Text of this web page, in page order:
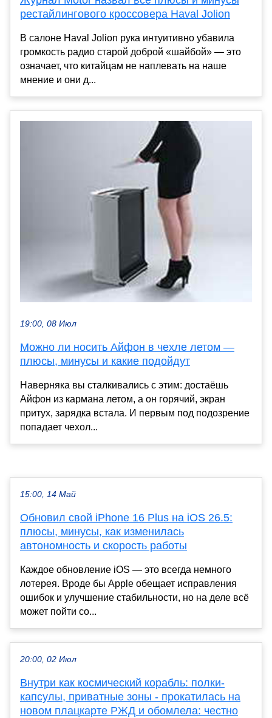
рестайлингового кроссовера Haval Jolion
В салоне Haval Jolion рука интуитивно убавила
громкость радио старой доброй «шайбой» — это
означает, что китайцам не наплевать на наше
мнение и они д...
19:00, 08 Июл
Можно ли носить Айфон в чехле летом —
плюсы, минусы и какие подойдут
Наверняка вы сталкивались с этим: достаёшь
Айфон из кармана летом, а он горячий, экран
притух, зарядка встала. И первым под подозрение
попадает чехол...
15:00, 14 Май
Обновил свой iPhone 16 Plus на iOS 26.5:
плюсы, минусы, как изменилась
автономность и скорость работы
Каждое обновление iOS — это всегда немного
лотерея. Вроде бы Apple обещает исправления
ошибок и улучшение стабильности, но на деле всё
может пойти со...
20:00, 02 Июл
Внутри как космический корабль: полки-
капсулы, приватные зоны - прокатилась на
новом плацкарте РЖД и обомлела: честно